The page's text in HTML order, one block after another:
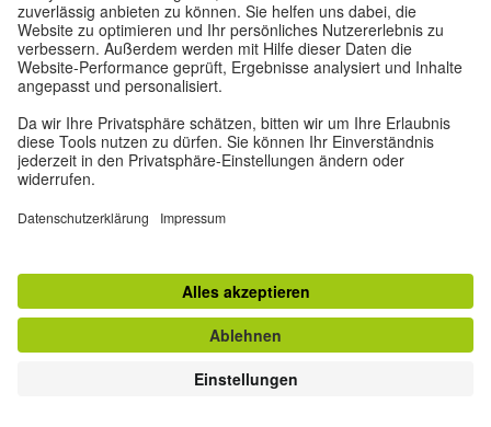
Copyright: Dieser Text ist lizenziert unter Creative Commons
Namensnennung – Nicht kommerziell – Keine Bearbeitungen
4.0 International (CC BY-NC-ND 4.0 ).
EMPFEHLUNGEN DER REDAKTION